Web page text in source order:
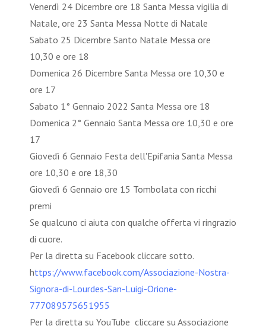
Venerdì 24 Dicembre ore 18 Santa Messa vigilia di
Natale, ore 23 Santa Messa Notte di Natale
Sabato 25 Dicembre Santo Natale Messa ore
10,30 e ore 18
Domenica 26 Dicembre Santa Messa ore 10,30 e
ore 17
Sabato 1° Gennaio 2022 Santa Messa ore 18
Domenica 2° Gennaio Santa Messa ore 10,30 e ore
17
Giovedì 6 Gennaio Festa dell'Epifania Santa Messa
ore 10,30 e ore 18,30
Giovedì 6 Gennaio ore 15 Tombolata con ricchi
premi
Se qualcuno ci aiuta con qualche offerta vi ringrazio
di cuore.
Per la diretta su Facebook cliccare sotto.
https://www.facebook.com/Associazione-Nostra-
Signora-di-Lourdes-San-Luigi-Orione-
777089575651955
Per la diretta su YouTube cliccare su Associazione